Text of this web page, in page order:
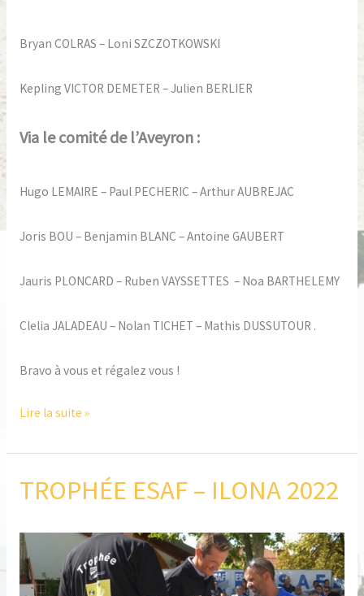
Bryan COLRAS – Loni SZCZOTKOWSKI
Kepling VICTOR DEMETER – Julien BERLIER
Via le comité de l’Aveyron :
Hugo LEMAIRE – Paul PECHERIC – Arthur AUBREJAC
Joris BOU – Benjamin BLANC – Antoine GAUBERT
Jauris PLONCARD – Ruben VAYSSETTES – Noa BARTHELEMY
Clelia JALADEAU – Nolan TICHET – Mathis DUSSUTOUR .
Bravo à vous et régalez vous !
Lire la suite »
TROPHÉE ESAF – ILONA 2022
TROPHÉE
ILONA
2022